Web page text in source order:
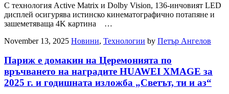
С технология Active Matrix и Dolby Vision, 136-инчовият LED
дисплей осигурява истинско кинематографично потапяне и
зашеметяваща 4K картина …
November 13, 2025 Новини, Технологии by Петър Ангелов
Париж е домакин на Церемонията по
връчването на наградите HUAWEI XMAGE за
2025 г. и годишната изложба „Светът, ти и аз“